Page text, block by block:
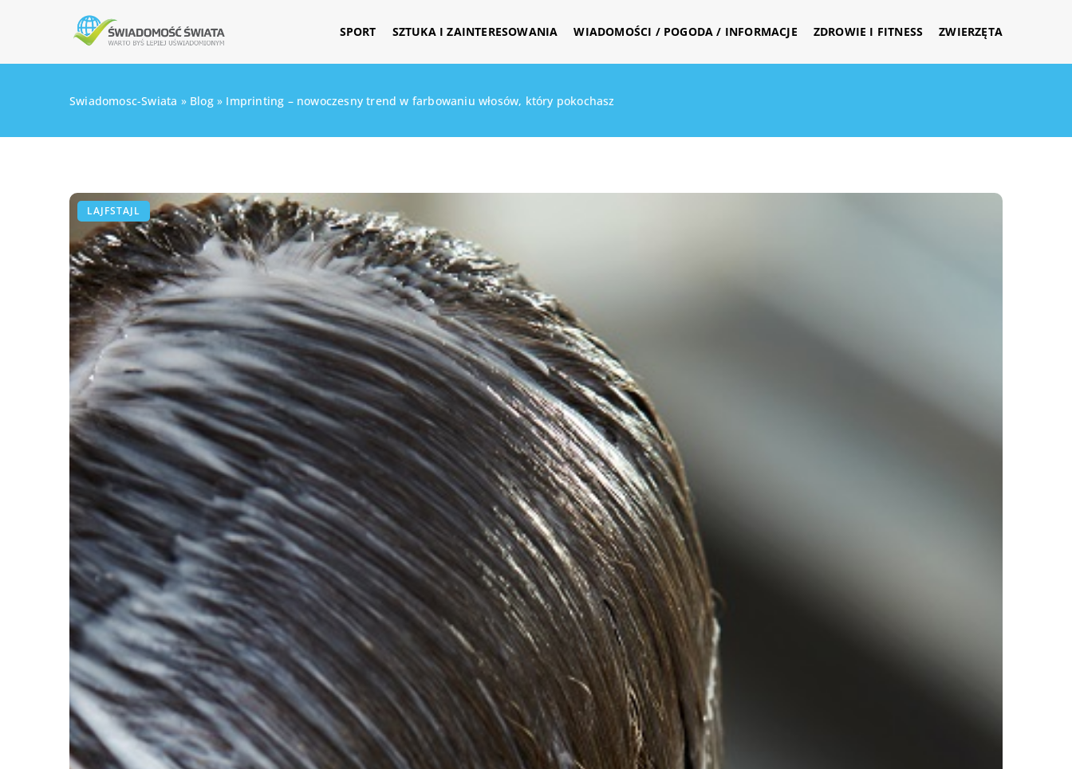
SPORT SZTUKA I ZAINTERESOWANIA WIADOMOŚCI / POGODA / INFORMACJE ZDROWIE I FITNESS ZWIERZĘTA
Swiadomosc-Swiata » Blog» Imprinting – nowoczesny trend w farbowaniu włosów, który pokochasz
LAJFSTAJL